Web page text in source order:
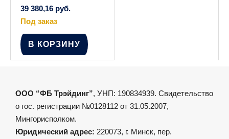
39 380,16 руб.
Под заказ
В КОРЗИНУ
ООО “ФБ Трэйдинг”, УНП: 190834939. Свидетельство
о гос. регистрации №0128112 от 31.05.2007,
Мингорисполком.
Юридический адрес: 220073, г. Минск, пер.